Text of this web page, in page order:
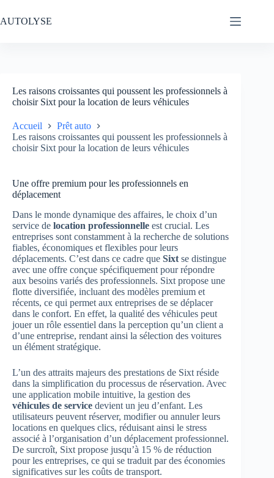
au
contenu
AUTOLYSE
Les raisons croissantes qui poussent les professionnels à
choisir Sixt pour la location de leurs véhicules
Accueil
Prêt auto
Les raisons croissantes qui poussent les professionnels à
choisir Sixt pour la location de leurs véhicules
Une offre premium pour les professionnels en
déplacement
Dans le monde dynamique des affaires, le choix d’un
service de location professionnelle est crucial. Les
entreprises sont constamment à la recherche de solutions
fiables, économiques et flexibles pour leurs
déplacements. C’est dans ce cadre que Sixt se distingue
avec une offre conçue spécifiquement pour répondre
aux besoins variés des professionnels. Sixt propose une
flotte diversifiée, incluant des modèles premium et
récents, ce qui permet aux entreprises de se déplacer
dans le confort. En effet, la qualité des véhicules peut
jouer un rôle essentiel dans la perception qu’un client a
d’une entreprise, rendant ainsi la sélection des voitures
un élément stratégique.
L’un des attraits majeurs des prestations de Sixt réside
dans la simplification du processus de réservation. Avec
une application mobile intuitive, la gestion des
véhicules de service devient un jeu d’enfant. Les
utilisateurs peuvent réserver, modifier ou annuler leurs
locations en quelques clics, réduisant ainsi le stress
associé à l’organisation d’un déplacement professionnel.
De surcroît, Sixt propose jusqu’à 15 % de réduction
pour les entreprises, ce qui se traduit par des économies
significatives sur les coûts de transport.